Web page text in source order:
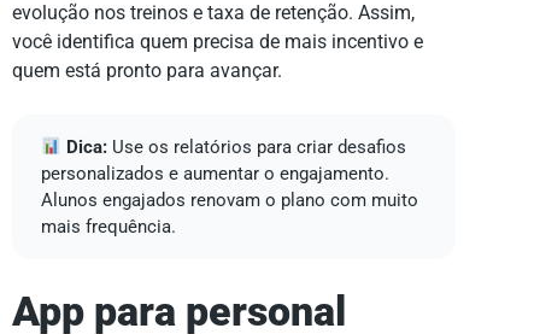
evolução nos treinos e taxa de retenção. Assim,
você identifica quem precisa de mais incentivo e
quem está pronto para avançar.
Dica: Use os relatórios para criar desafios
personalizados e aumentar o engajamento.
Alunos engajados renovam o plano com muito
mais frequência.
App para personal